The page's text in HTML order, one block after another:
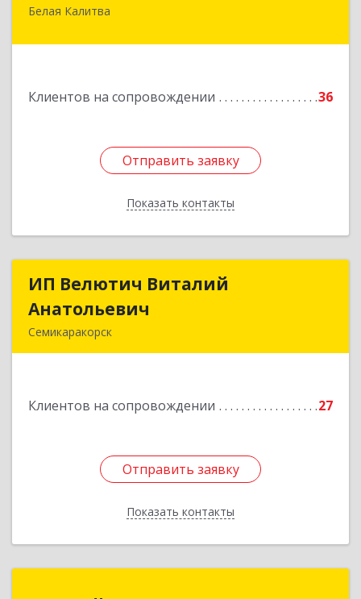
Белая Калитва
Клиентов на сопровождении 36
Отправить заявку
Показать контакты
347044, Ростовская обл, Белокалитвинский р-н,
Отправить заявку
Назад
ИП Велютич Виталий
Анатольевич
Семикаракорск
Клиентов на сопровождении 27
Отправить заявку
Показать контакты
ИП Велютич Виталий
Подробнее
Отправить заявку
Назад